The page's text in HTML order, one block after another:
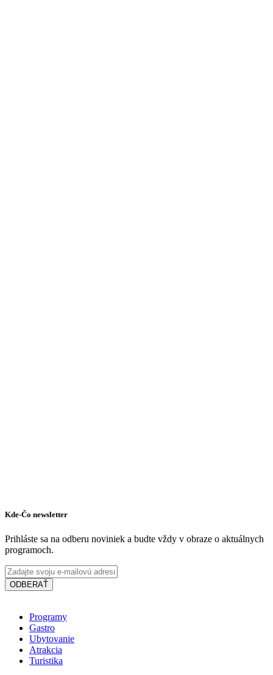
Vodný kolový mlyn a skanzen v Jelke
Kde-Čo newsletter
Prihláste sa na odberu noviniek a budte vždy v obraze o aktuálnych
programoch.
ODBERAŤ
Programy
Gastro
Ubytovanie
Atrakcia
Turistika